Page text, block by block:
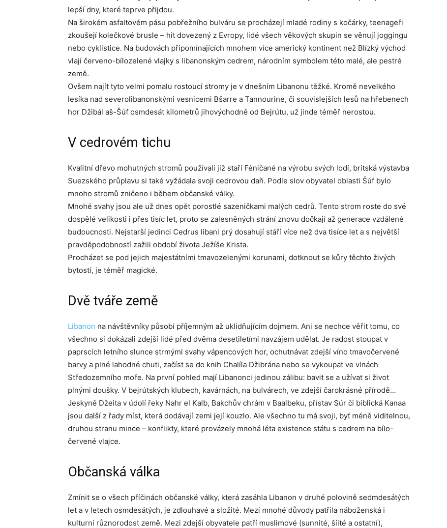
lepší dny, které teprve přijdou.
Na širokém asfaltovém pásu pobřežního bulváru se procházejí mladé rodiny s kočárky, teenageři
zkoušejí kolečkové brusle – hit dovezený z Evropy, lidé všech věkových skupin se věnují joggingu
nebo cyklistice. Na budovách připomínajících mnohem více americký kontinent než Blízký východ
vlají červeno-bílozelené vlajky s libanonským cedrem, národním symbolem této malé, ale pestré
země.
Ovšem najít tyto velmi pomalu rostoucí stromy je v dnešním Libanonu těžké. Kromě nevelkého
lesíka nad severolibanonskými vesnicemi Bšarre a Tannourine, či souvislejších lesů na hřebenech
hor Džibál aš-Šúf osmdesát kilometrů jihovýchodně od Bejrútu, už jinde téměř nerostou.
V cedrovém tichu
Kvalitní dřevo mohutných stromů používali již staří Féničané na výrobu svých lodí, britská výstavba
Suezského průplavu si také vyžádala svoji cedrovou daň. Podle slov obyvatel oblasti Šúf bylo
mnoho stromů zničeno i během občanské války.
Mnohé svahy jsou ale už dnes opět porostlé sazeničkami malých cedrů. Tento strom roste do své
dospělé velikosti i přes tisíc let, proto se zalesněných strání znovu dočkají až generace vzdálené
budoucnosti. Nejstarší jedinci Cedrus libani prý dosahují stáří více než dva tisíce let a s největší
pravděpodobností zažili období života Ježíše Krista.
Procházet se pod jejich majestátními tmavozelenými korunami, dotknout se kůry těchto živých
bytostí, je téměř magické.
Dvě tváře země
Libanon na návštěvníky působí příjemným až uklidňujícím dojmem. Ani se nechce věřit tomu, co
všechno si dokázali zdejší lidé před dvěma desetiletími navzájem udělat. Je radost stoupat v
paprscích letního slunce strmými svahy vápencových hor, ochutnávat zdejší víno tmavočervené
barvy a plné lahodné chuti, začíst se do knih Chalíla Džibrána nebo se vykoupat ve vlnách
Středozemního moře. Na první pohled mají Libanonci jedinou zálibu: bavit se a užívat si život
plnými doušky. V bejrútských klubech, kavárnách, na bulvárech, ve zdejší čarokrásné přírodě…
Jeskyně Džeita v údolí řeky Nahr el Kalb, Bakchův chrám v Baalbeku, přístav Súr či biblická Kanaa
jsou další z řady míst, která dodávají zemi její kouzlo. Ale všechno tu má svoji, byť méně viditelnou,
druhou stranu mince – konflikty, které provázely mnohá léta existence státu s cedrem na bílo-
červené vlajce.
Občanská válka
Zmínit se o všech příčinách občanské války, která zasáhla Libanon v druhé polovině sedmdesátých
let a v letech osmdesátých, je zdlouhavé a složité. Mezi mnohé důvody patřila náboženská i
kulturní různorodost země. Mezi zdejší obyvatele patří muslimové (sunnité, šíité a ostatní),